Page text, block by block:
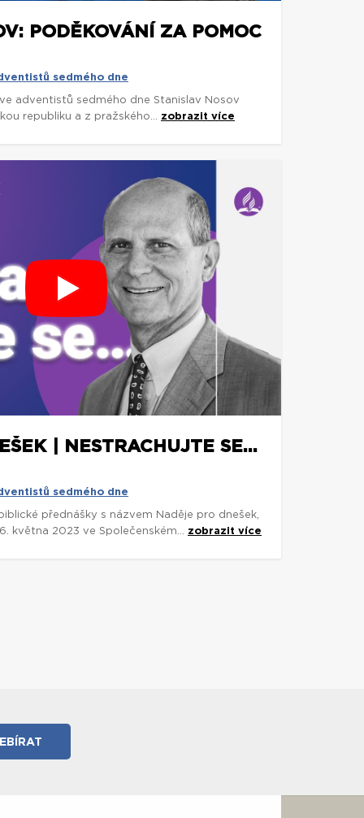
PODĚKOVÁNÍ ZA POMOC
sedmého dne
adventistů sedmého dne Stanislav Nosov
republiku a z pražského... zobrazit více
| NESTRACHUJTE SE...
sedmého dne
přednášky s názvem Naděje pro dnešek,
května 2023 ve Společenském... zobrazit více